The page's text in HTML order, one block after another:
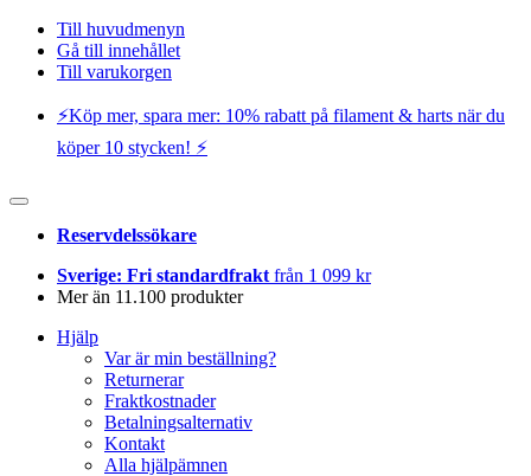
Till huvudmenyn
Gå till innehållet
Till varukorgen
⚡️Köp mer, spara mer: 10% rabatt på filament & harts när du
köper 10 stycken! ⚡️
Reservdelssökare
Sverige: Fri standardfrakt från 1 099 kr
Mer än 11.100 produkter
Hjälp
Var är min beställning?
Returnerar
Fraktkostnader
Betalningsalternativ
Kontakt
Alla hjälpämnen